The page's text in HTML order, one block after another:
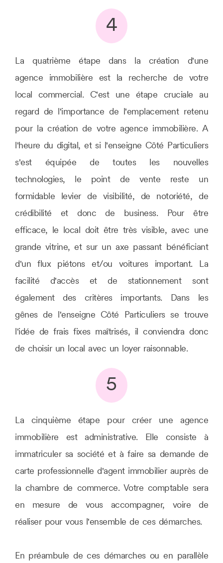
4
La quatrième étape dans la création d'une
agence immobilière est la recherche de votre
local commercial. C'est une étape cruciale au
regard de l'importance de l'emplacement retenu
pour la création de votre agence immobilière. A
l'heure du digital, et si l'enseigne Côté Particuliers
s'est équipée de toutes les nouvelles
technologies, le point de vente reste un
formidable levier de visibilité, de notoriété, de
crédibilité et donc de business. Pour être
efficace, le local doit être très visible, avec une
grande vitrine, et sur un axe passant bénéficiant
d'un flux piétons et/ou voitures important. La
facilité d'accès et de stationnement sont
également des critères importants. Dans les
gênes de l'enseigne Côté Particuliers se trouve
l'idée de frais fixes maîtrisés, il conviendra donc
de choisir un local avec un loyer raisonnable.
5
La cinquième étape pour créer une agence
immobilière est administrative. Elle consiste à
immatriculer sa société et à faire sa demande de
carte professionnelle d'agent immobilier auprès de
la chambre de commerce. Votre comptable sera
en mesure de vous accompagner, voire de
réaliser pour vous l'ensemble de ces démarches.
En préambule de ces démarches ou en parallèle